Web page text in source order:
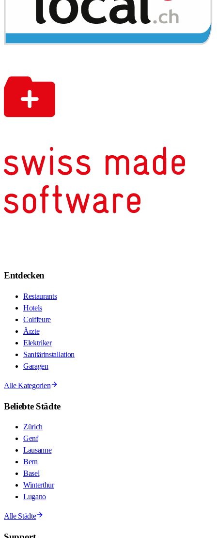
Entdecken
Restaurants
Hotels
Coiffeure
Ärzte
Elektriker
Sanitärinstallation
Garagen
Alle Kategorien
Beliebte Städte
Zürich
Genf
Lausanne
Bern
Basel
Winterthur
Lugano
Alle Städte